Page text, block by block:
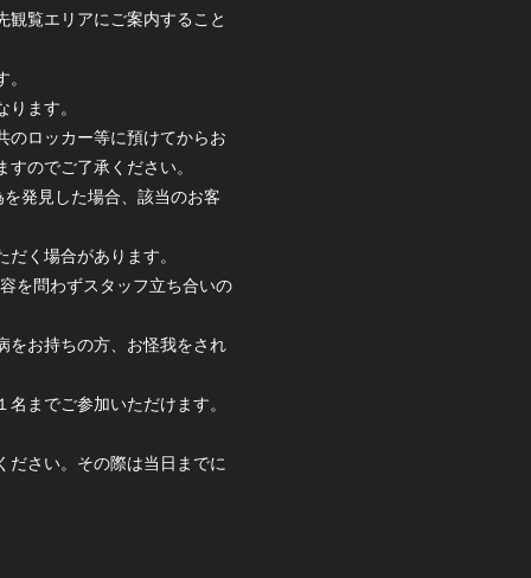
観覧エリアにご案内すること
ます。
のロッカー等に預けてからお
のでご了承ください。
発見した場合、該当のお客
く場合があります。
を問わずスタッフ立ち合いの
をお持ちの方、お怪我をされ
までご参加いただけます。
ださい。その際は当日までに